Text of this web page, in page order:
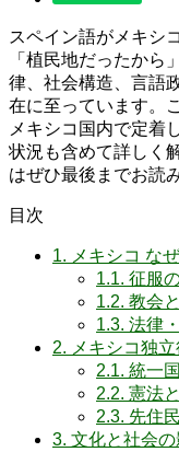
スペイン語がメキシ
「植民地だったから
律、社会構造、言語
在に至っています。
メキシコ国内で定着
状況も含めて詳しく
はぜひ最後までお読
目次
1. メキシコ な
1.1. 征服
1.2. 教会
1.3. 法律
2. メキシコ独
2.1. 統一
2.2. 憲法
2.3. 先住
3. 文化と社会